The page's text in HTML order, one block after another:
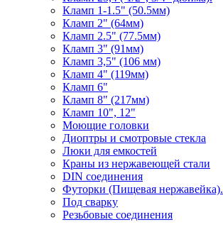
Кламп 1-1.5" (50.5мм)
Кламп 2" (64мм)
Кламп 2.5" (77.5мм)
Кламп 3" (91мм)
Кламп 3,5" (106 мм)
Кламп 4" (119мм)
Кламп 6"
Кламп 8" (217мм)
Кламп 10", 12"
Моющие головки
Диоптры и смотровые стекла
Люки для емкостей
Краны из нержавеющей стали
DIN соединения
Футорки (Пищевая нержавейка).
Под сварку
Резьбовые соединения